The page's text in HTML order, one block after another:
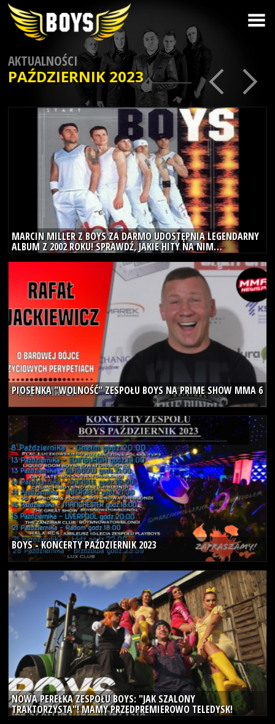
AKTUALNOŚCI
PAŹDZIERNIK 2023
MARCIN MILLER Z BOYS ZA DARMO UDOSTĘPNIA LEGENDARNY
ALBUM Z 2002 ROKU! SPRAWDŹ, JAKIE HITY NA NIM
ZNAJDZIESZ!
PIOSENKA "WOLNOŚĆ" ZESPOŁU BOYS NA PRIME SHOW MMA 6
BOYS - KONCERTY PAŹDZIERNIK 2023
18
paz
2023
NOWA PEREŁKA ZESPOŁU BOYS: "JAK SZALONY
TRAKTORZYSTA"! MAMY PRZEDPREMIEROWO TELEDYSK!
13
paz
2023